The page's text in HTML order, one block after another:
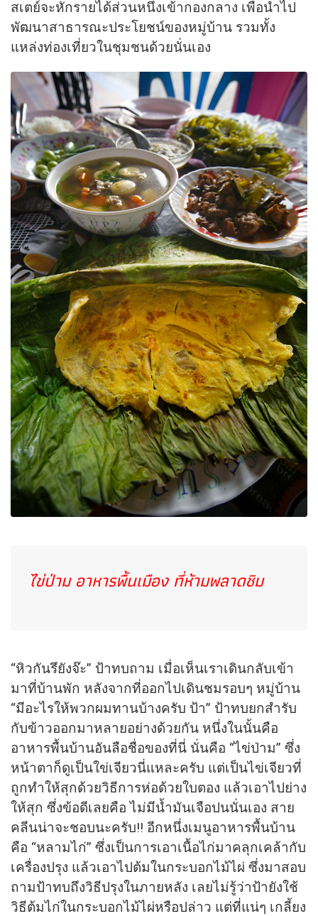
สเตย์จะหักรายได้ส่วนหนึ่งเข้ากองกลาง เพื่อนำไป
พัฒนาสาธารณะประโยชน์ของหมู่บ้าน รวมทั้ง
แหล่งท่องเที่ยวในชุมชนด้วยนั่นเอง
ไข่ป่าม อาหารพื้นเมือง ที่ห้ามพลาดชิม
“หิวกันรึยังจ๊ะ” ป้าทบถาม เมื่อเห็นเราเดินกลับเข้า
มาที่บ้านพัก หลังจากที่ออกไปเดินชมรอบๆ หมู่บ้าน
“มีอะไรให้พวกผมทานบ้างครับ ป้า” ป้าทบยกสำรับ
กับข้าวออกมาหลายอย่างด้วยกัน หนึ่งในนั้นคือ
อาหารพื้นบ้านอันลือชื่อของที่นี่ นั่นคือ “ไข่ป่าม” ซึ่ง
หน้าตาก็ดูเป็นใข่เจียวนี่แหละครับ แต่เป็นไข่เจียวที่
ถูกทำให้สุกด้วยวิธีการห่อด้วยใบตอง แล้วเอาไปย่าง
ให้สุก ซึ่งข้อดีเลยคือ ไม่มีน้ำมันเจือปนนั่นเอง สาย
คลีนน่าจะชอบนะครับ!! อีกหนึ่งเมนูอาหารพื้นบ้าน
คือ “หลามไก่” ซึ่งเป็นการเอาเนื้อไก่มาคลุกเคล้ากับ
เครื่องปรุง แล้วเอาไปต้มในกระบอกไม้ไผ่ ซึ่งมาสอบ
ถามป้าทบถึงวิธีปรุงในภายหลัง เลยไม่รู้ว่าป้ายังใช้
วิธีต้มไก่ในกระบอกไม้ไผ่หรือปล่าว แต่ที่แน่ๆ เกลี้ยง